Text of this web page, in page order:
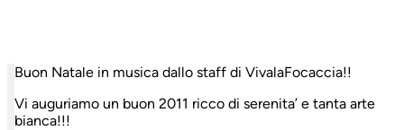
Buon Natale in musica dallo staff di VivalaFocaccia!!
Vi auguriamo un buon 2011 ricco di serenita’ e tanta arte
bianca!!!